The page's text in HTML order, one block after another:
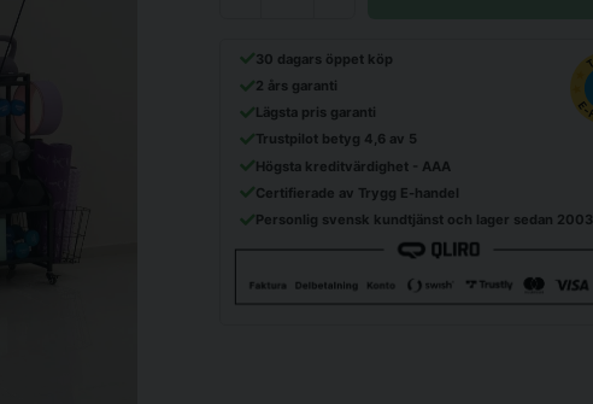
30 dagars öppet köp
2 års garanti
Lägsta pris garanti
Trustpilot betyg 4,6 av 5
Högsta kreditvärdighet - AAA
Certifierade av Trygg E-handel
Personlig svensk kundtjänst och lager sedan 2003